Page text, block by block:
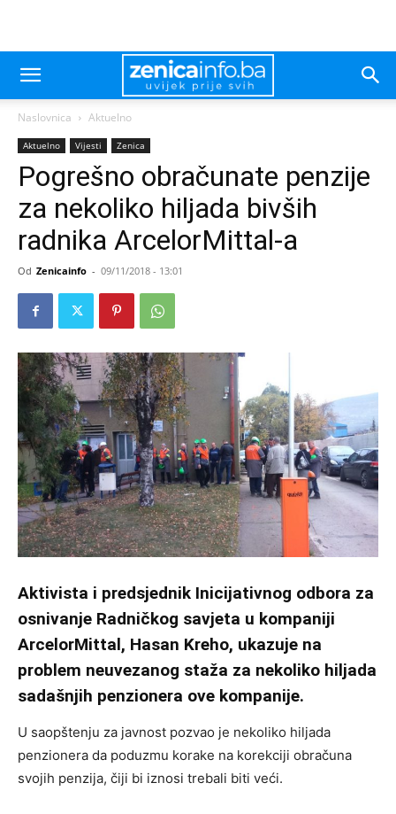
Naslovnica Aktuelno
Aktuelno Vijesti Zenica
Pogrešno obračunate penzije
za nekoliko hiljada bivših
radnika ArcelorMittal-a
Od Zenicainfo - 09/11/2018 - 13:01
Aktivista i predsjednik Inicijativnog odbora za
osnivanje Radničkog savjeta u kompaniji
ArcelorMittal, Hasan Kreho, ukazuje na
problem neuvezanog staža za nekoliko hiljada
sadašnjih penzionera ove kompanije.
U saopštenju za javnost pozvao je nekoliko hiljada
penzionera da poduzmu korake na korekciji obračuna
svojih penzija, čiji bi iznosi trebali biti veći.